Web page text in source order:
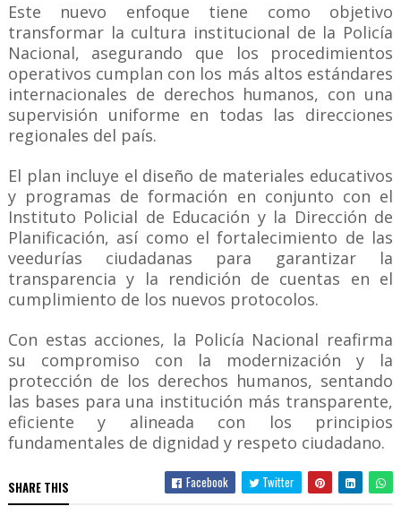
Este nuevo enfoque tiene como objetivo
transformar la cultura institucional de la Policía
Nacional, asegurando que los procedimientos
operativos cumplan con los más altos estándares
internacionales de derechos humanos, con una
supervisión uniforme en todas las direcciones
regionales del país.
El plan incluye el diseño de materiales educativos
y programas de formación en conjunto con el
Instituto Policial de Educación y la Dirección de
Planificación, así como el fortalecimiento de las
veedurías ciudadanas para garantizar la
transparencia y la rendición de cuentas en el
cumplimiento de los nuevos protocolos.
Con estas acciones, la Policía Nacional reafirma
su compromiso con la modernización y la
protección de los derechos humanos, sentando
las bases para una institución más transparente,
eficiente y alineada con los principios
fundamentales de dignidad y respeto ciudadano.
SHARE THIS Facebook Twitter